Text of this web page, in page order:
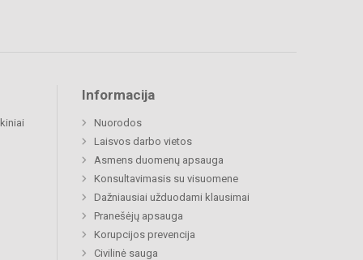
Informacija
Nuorodos
Laisvos darbo vietos
Asmens duomenų apsauga
Konsultavimasis su visuomene
Dažniausiai užduodami klausimai
Pranešėjų apsauga
Korupcijos prevencija
Civilinė sauga